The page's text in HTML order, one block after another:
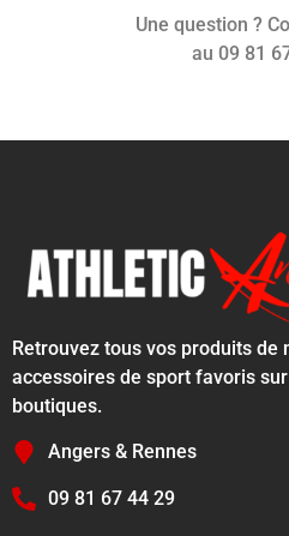
Une question ?
au 09 81
Retrouvez tous vos produits
accessoires de sport favoris
boutiques.
Angers & Rennes
09 81 67 44 29